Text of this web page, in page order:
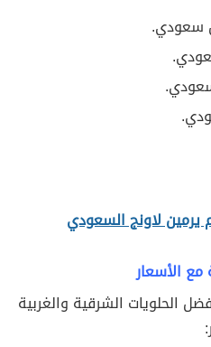
لاونج السعودي
مع الأسعار
الحلويات الشرقية والغربية